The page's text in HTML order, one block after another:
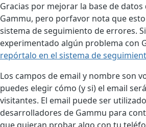
Gracias por mejorar la base de
Gammu, pero porfavor nota que
sistema de seguimiento de errores.
experimentado algún problema con
repórtalo en el sistema de
Los campos de email y nombre son
puedes elegir cómo (y si) el email
visitantes. El email puede ser
desarrolladores de Gammu para